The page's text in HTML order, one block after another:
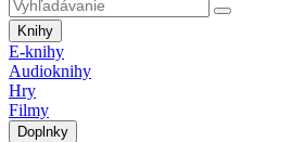
Knihy
E-knihy
Audioknihy
Hry
Filmy
Doplnky